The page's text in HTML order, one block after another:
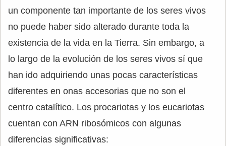
un componente tan importante de los seres vivos
no puede haber sido alterado durante toda la
existencia de la vida en la Tierra. Sin embargo, a
lo largo de la evolución de los seres vivos sí que
han ido adquiriendo unas pocas características
diferentes en onas accesorias que no son el
centro catalítico. Los procariotas y los eucariotas
cuentan con ARN ribosómicos con algunas
diferencias significativas: